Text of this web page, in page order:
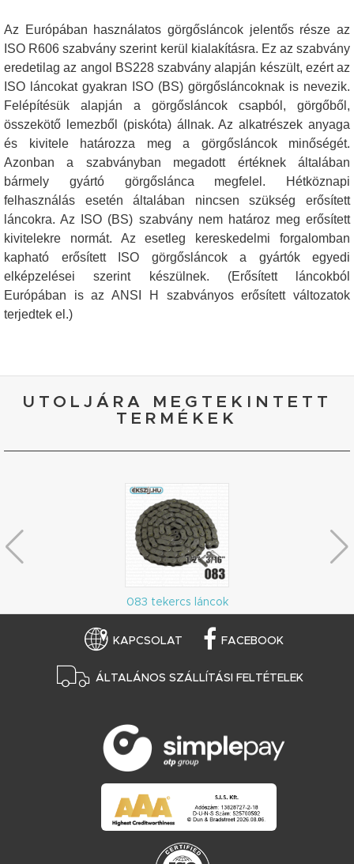
Az Európában használatos görgősláncok jelentős része az
ISO R606 szabvány szerint kerül kialakításra. Ez az szabvány
eredetilag az angol BS228 szabvány alapján készült, ezért az
ISO láncokat gyakran ISO (BS) görgősláncoknak is nevezik.
Felépítésük alapján a görgősláncok csapból, görgőből,
összekötő lemezből (piskóta) állnak. Az alkatrészek anyaga
és kivitele határozza meg a görgősláncok minőségét.
Azonban a szabványban megadott értéknek általában
bármely gyártó görgőslánca megfelel. Hétköznapi
felhasználás esetén általában nincsen szükség erősített
láncokra. Az ISO (BS) szabvány nem határoz meg erősített
kivitelekre normát. Az esetleg kereskedelmi forgalomban
kapható erősített ISO görgősláncok a gyártók egyedi
elképzelései szerint készülnek. (Erősített láncokból
Európában is az ANSI H szabványos erősített változatok
terjedtek el.)
UTOLJÁRA MEGTEKINTETT
TERMÉKEK
083 tekercs láncok
KAPCSOLAT FACEBOOK
ÁLTALÁNOS SZÁLLÍTÁSI FELTÉTELEK